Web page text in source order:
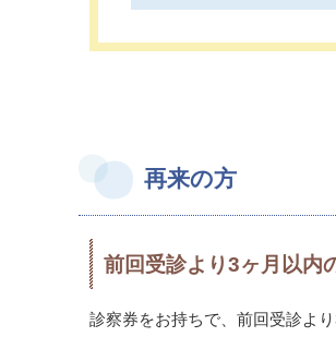
再来の方
前回受診より3ヶ月以内
診察券をお持ちで、前回受診より